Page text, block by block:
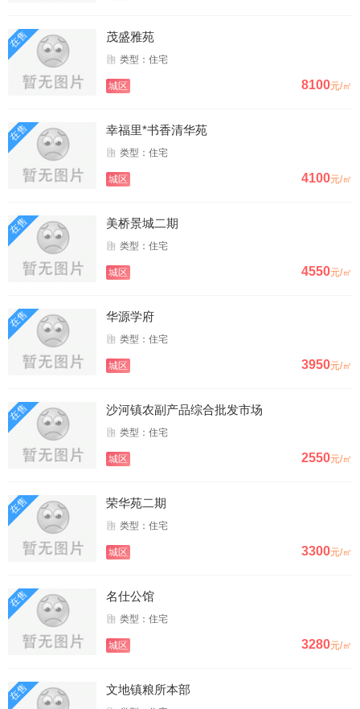
在售 茂盛雅苑
类型：住宅
城区 8100元/㎡
在售 幸福里*书香清华苑
类型：住宅
城区 4100元/㎡
在售 美桥景城二期
类型：住宅
城区 4550元/㎡
在售 华源学府
类型：住宅
城区 3950元/㎡
在售 沙河镇农副产品综合批发市场
类型：住宅
城区 2550元/㎡
在售 荣华苑二期
类型：住宅
城区 3300元/㎡
在售 名仕公馆
类型：住宅
城区 3280元/㎡
在售 文地镇粮所本部